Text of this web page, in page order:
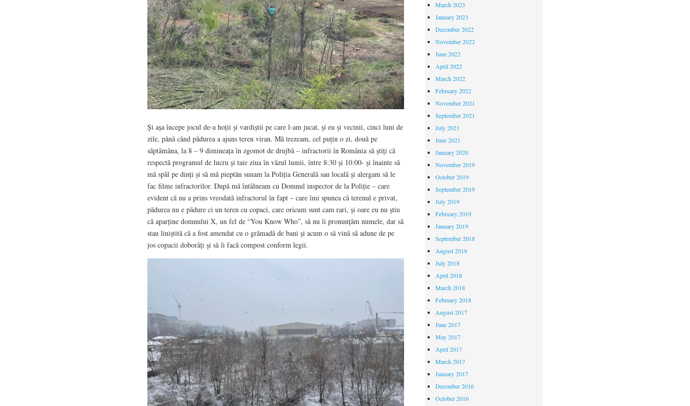
Și așa începe jocul de-a hoții și vardiștii pe care l-am jucat, și eu și vecinii, cinci luni de
zile, până când pădurea a ajuns teren viran. Mă trezeam, cel puțin o zi, două pe
săptămâna, la 8 – 9 dimineața în zgomot de drujbă – infractorii în România să știți că
respectă programul de lucru și taie ziua în văzul lumii, între 8:30 și 10:00- și înainte să
mă spăl pe dinți și să mă pieptăn sunam la Poliția Generală sau locală și alergam să le
fac filme infractorilor. După mă întâlneam cu Domnul inspector de la Poliție – care
evident că nu a prins vreodată infractorul în fapt – care îmi spunea că terenul e privat,
pădurea nu e pădure ci un teren cu copaci, care oricum sunt cam rari, și oare eu nu știu
că aparține domnului X, un fel de “You Know Who”, să nu îi pronunțăm numele, dar să
stau liniștită că a fost amendat cu o grămadă de bani și acum o să vină să adune de pe
jos copacii doborâți și să îi facă compost conform legii.
March 2023
January 2023
December 2022
November 2022
June 2022
April 2022
March 2022
February 2022
November 2021
September 2021
July 2021
June 2021
January 2020
November 2019
October 2019
September 2019
July 2019
February 2019
January 2019
September 2018
August 2018
July 2018
April 2018
March 2018
February 2018
August 2017
June 2017
May 2017
April 2017
March 2017
January 2017
December 2016
October 2016